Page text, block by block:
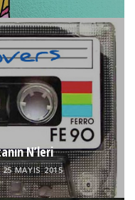
N’leri
25 MAYIS 2015